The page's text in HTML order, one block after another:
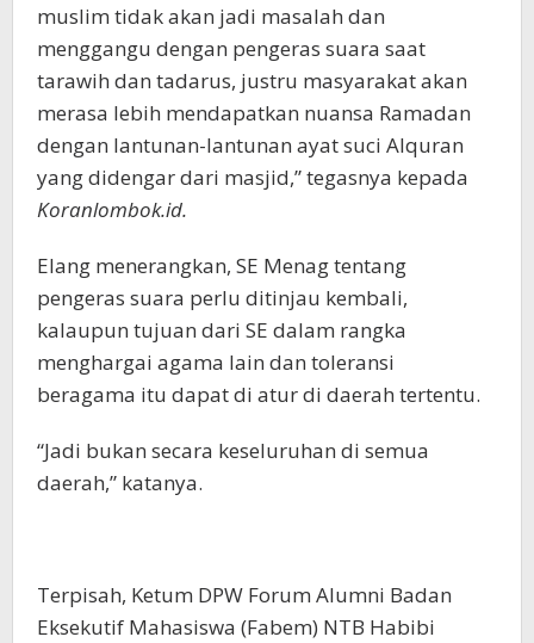
muslim tidak akan jadi masalah dan
menggangu dengan pengeras suara saat
tarawih dan tadarus, justru masyarakat akan
merasa lebih mendapatkan nuansa Ramadan
dengan lantunan-lantunan ayat suci Alquran
yang didengar dari masjid,” tegasnya kepada
Koranlombok.id.
Elang menerangkan, SE Menag tentang
pengeras suara perlu ditinjau kembali,
kalaupun tujuan dari SE dalam rangka
menghargai agama lain dan toleransi
beragama itu dapat di atur di daerah tertentu.
“Jadi bukan secara keseluruhan di semua
daerah,” katanya.
Terpisah, Ketum DPW Forum Alumni Badan
Eksekutif Mahasiswa (Fabem) NTB Habibi